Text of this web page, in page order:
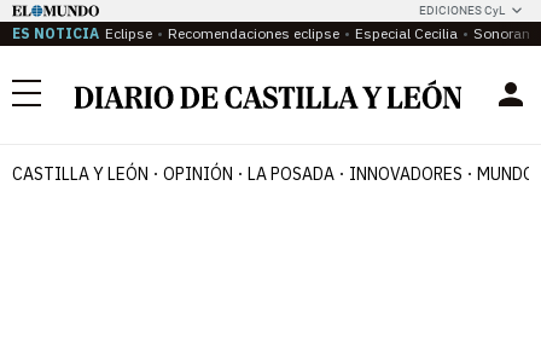
EDICIONES CyL
ES NOTICIA Eclipse Recomendaciones eclipse Especial Cecilia
Menú
CASTILLA Y LEÓN OPINIÓN LA POSADA INNOVADORES MUNDO